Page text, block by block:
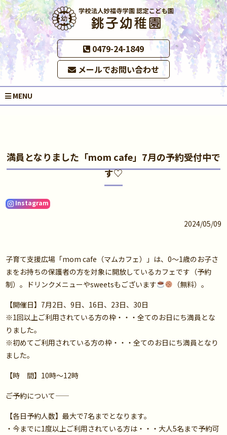
0479-24-1849
メールでお問い合わせ
MENU
満員となりました「mom cafe」7月の予約受付中で
す♡
Instagram
2024/05/09
子育て支援広場「mom cafe（マムカフェ）」は、0～1歳のお子さ
まをお持ちの保護者の方を対象に開放しているカフェです（予約
制）。ドリンクメニューやsweetsもございます
（無料）。
【開催日】7月2日、9日、16日、23日、30日
※1回以上ご利用されている方の枠・・・全てのお日にち満員とな
りました。
※初めてご利用されている方の枠・・・全てのお日にち満員となり
ました。
【時 間】10時～12時
――ご予約について――
【各日予約人数】最大で7名までとなります。
・今までに1度以上ご利用されている方は・・・大人5名まで予約可